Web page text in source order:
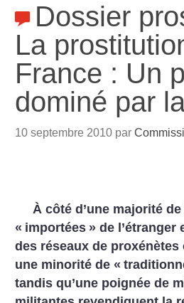
Dossier
La
France : Un
dominé par
10 septembre 2010 par
À côté d’une majorité
« importées » de l’étranger
des réseaux de proxénètes
une minorité de «
tandis qu’une poignée de